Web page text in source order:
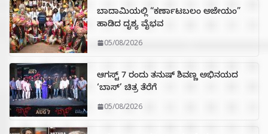
ಬಾದಾಮಿಯಲ್ಲಿ “ಕರ್ಣಾಟಬಲಂ ಅಜೇಯಂ”
ಹಾಡಿದ ದೃಶ್ಯ ವೈಭವ
05/08/2026
ಆಗಸ್ಟ್ 7 ರಂದು ತನುಷ್ ಶಿವಣ್ಣ ಅಭಿನಯದ
‘ಬಾಸ್’ ಚಿತ್ರ ತೆರೆಗೆ
05/08/2026